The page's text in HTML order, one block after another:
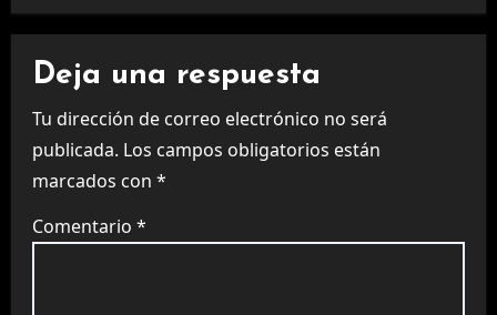
Deja una respuesta
Tu dirección de correo electrónico no será
publicada. Los campos obligatorios están
marcados con *
Comentario *